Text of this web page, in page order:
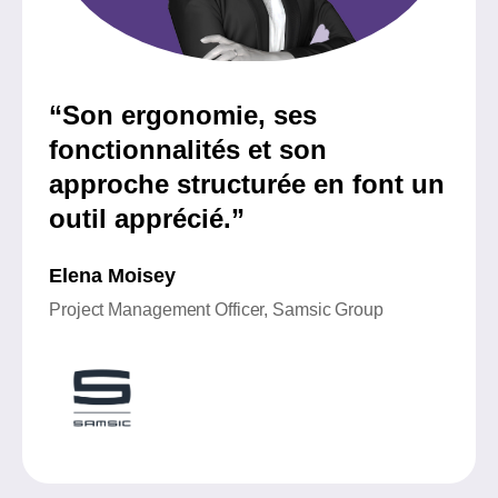
“Son ergonomie, ses
fonctionnalités et son
approche structurée en font un
outil apprécié.”
Elena Moisey
Project Management Officer, Samsic Group